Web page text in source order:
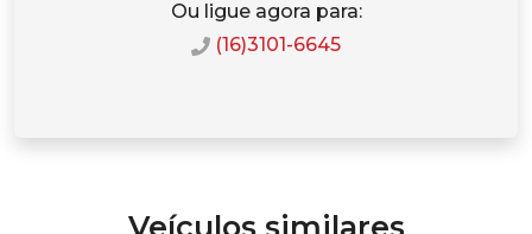
Ou ligue agora para:
(16)3101-6645